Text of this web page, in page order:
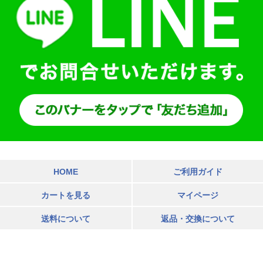
HOME ご利用ガイド
カートを見る マイページ
送料について 返品・交換について